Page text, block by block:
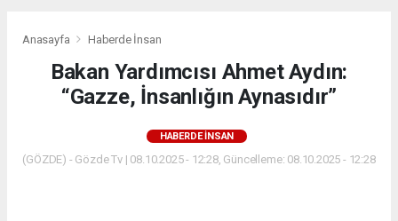
Anasayfa Haberde İnsan
Bakan Yardımcısı Ahmet Aydın:
“Gazze, İnsanlığın Aynasıdır”
HABERDE İNSAN
(GÖZDE) - Gözde Tv | 08.10.2025 - 12:28, Güncelleme: 08.10.2025 - 12:28